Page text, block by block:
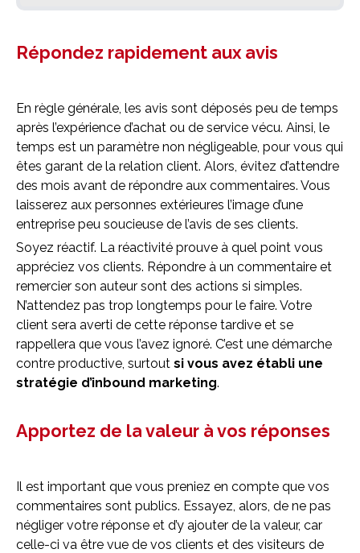
Répondez rapidement aux avis
En règle générale, les avis sont déposés peu de temps
après l’expérience d’achat ou de service vécu. Ainsi, le
temps est un paramètre non négligeable, pour vous qui
êtes garant de la relation client. Alors, évitez d’attendre
des mois avant de répondre aux commentaires. Vous
laisserez aux personnes extérieures l’image d’une
entreprise peu soucieuse de l’avis de ses clients.
Soyez réactif. La réactivité prouve à quel point vous
appréciez vos clients. Répondre à un commentaire et
remercier son auteur sont des actions si simples.
N’attendez pas trop longtemps pour le faire. Votre
client sera averti de cette réponse tardive et se
rappellera que vous l’avez ignoré. C’est une démarche
contre productive, surtout si vous avez établi une
stratégie d’inbound marketing.
Apportez de la valeur à vos réponses
Il est important que vous preniez en compte que vos
commentaires sont publics. Essayez, alors, de ne pas
négliger votre réponse et d’y ajouter de la valeur, car
celle-ci va être vue de vos clients et des visiteurs de